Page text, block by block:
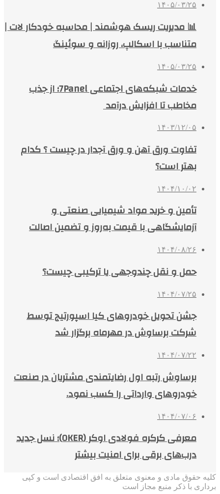
۱۴۰۵/۰۳/۲۵
📊 مدیریت ریسک هوشمند | محاسبه خودکار لات |
متناسب با اسکالپ، روزانه و سوئینگ
۱۴۰۵/۰۳/۲۵
خدمات شبکه‌های اجتماعی 7Panel؛ از جذب
مخاطب تا افزایش درآمد
۱۴۰۳/۱۲/۰۵
تفاوت ورق آهن و ورق آجدار در چیست ؟ کدام
بهتر است؟
۱۴۰۴/۱۰/۰۲
تأمین و خرید مواد شیمیایی صنعتی و
آزمایشگاهی با قیمت به‌روز و تضمین اصالت
۱۴۰۴/۰۸/۲۶
حمل و نقل چندوجهی یا ترکیبی چیست؟
۱۴۰۴/۰۷/۲۵
جشن تحویل خودروهای کیا اسپورتیج توسط
شرکت برساوش در مهرماه برگزار شد
۱۴۰۴/۰۷/۲۲
برساوش رتبه اول رضایتمندی مشتریان در صنعت
خودروهای وارداتی را کسب نمود.
۱۴۰۴/۰۷/۰۶
معرفی کرکره فولادی اوکر (OKER)؛ نسل جدید
درب‌های برقی برای امنیت بیشتر
کلیه حقوق مادی و معنوی متعلق به افق اقتصادی است و کپی
برداری با ذکر منبع مجاز است